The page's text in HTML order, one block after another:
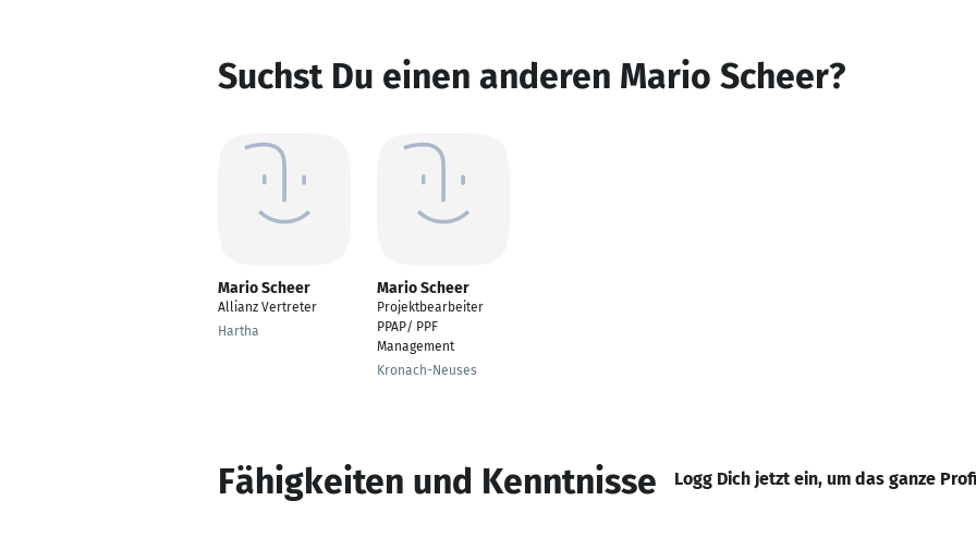
Suchst Du einen anderen Mario Scheer?
Mario Scheer
Allianz Vertreter
Hartha
Mario Scheer
Projektbearbeiter
PPAP/ PPF
Management
Kronach-Neuses
Fähigkeiten und Kenntnisse Logg Dich jetzt ein, um das ganze